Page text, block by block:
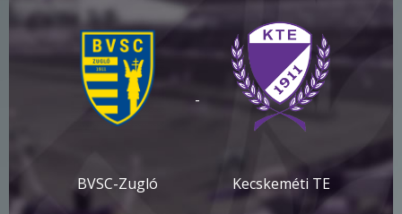
BVSC-Zugló
-
Kecskeméti TE